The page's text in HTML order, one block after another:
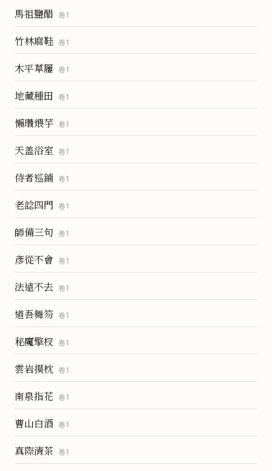
馬祖鹽醋 卷1
竹林麻鞋 卷1
木平草屨 卷1
地藏種田 卷1
懶瓚煨芋 卷1
天盖浴室 卷1
侍者巡鋪 卷1
老諗四門 卷1
師備三句 卷1
彥從不會 卷1
法遠不去 卷1
道吾舞笏 卷1
秘魔擎杈 卷1
雲岩摸枕 卷1
南泉指花 卷1
曹山白酒 卷1
真際清茶 卷1